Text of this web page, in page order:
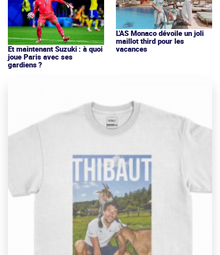
Et maintenant Suzuki : à quoi
joue Paris avec ses
gardiens ?
L'AS Monaco dévoile un joli
maillot third pour les
vacances